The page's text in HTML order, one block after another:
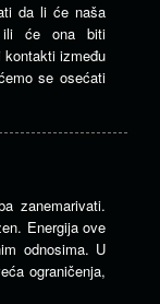
da li će naša
ili će ona biti
između
se osećati
zanemarivati.
Energija ove
odnosima. U
ograničenja,